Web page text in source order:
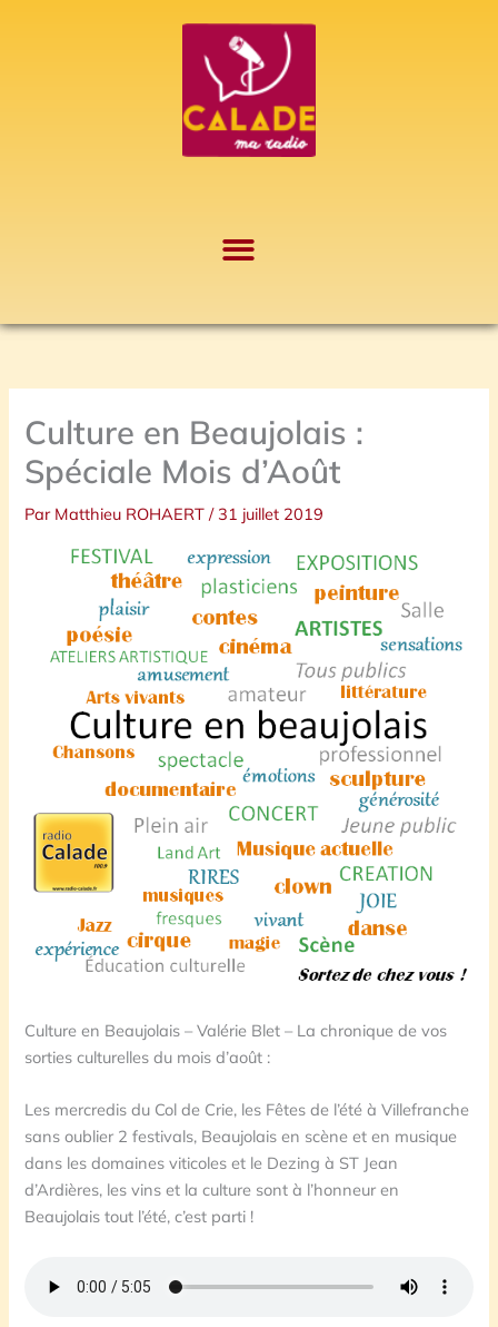
Culture en Beaujolais :
Spéciale Mois d’Août
Par Matthieu ROHAERT/ 31 juillet 2019
Culture en Beaujolais – Valérie Blet – La chronique de vos
sorties culturelles du mois d’août :
Les mercredis du Col de Crie, les Fêtes de l’été à Villefranche
sans oublier 2 festivals, Beaujolais en scène et en musique
dans les domaines viticoles et le Dezing à ST Jean
d’Ardières, les vins et la culture sont à l’honneur en
Beaujolais tout l’été, c’est parti !